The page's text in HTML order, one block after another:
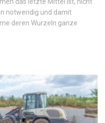
das letzte Mittel ist, nicht
notwendig und damit
deren Wurzeln ganze